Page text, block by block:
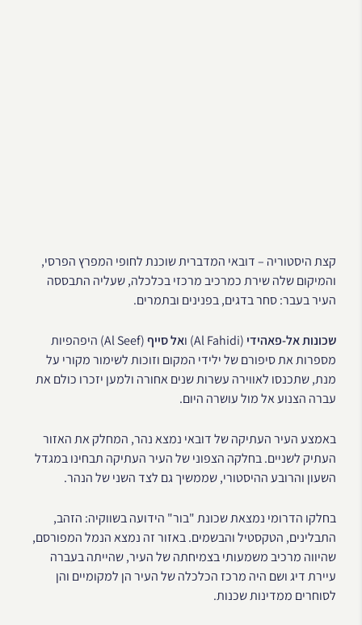
קצת היסטוריה – דובאי המדברית שוכנת לחופי המפרץ הפרסי,
והמיקום שלה שירת כמרכיב מרכזי בכלכלה, שעליה התבססה
העיר בעבר: סחר בדגים, בפנינים ובתמרים.
שכונות אל-פאהידי (Al Fahidi) ו אל סייף
(Al Seef) היפהפיות
מספרות את סיפורם של ילידי המקום וזוכות לשימור מקורי על
מנת, שתכנסו לאווירה עשרות שנים אחורה ולמען יזכרו כולם את
עברה הצנוע אל מול עושרה היום.
באמצע העיר העתיקה של דובאי נמצא נהר, המחלק את האזור
העתיק לשניים. בחלקה הצפוני של העיר העתיקה תבחינו במגדל
השעון והרובע ההיסטורי, שממשיך גם לצד השני של הנהר.
בחלקו הדרומי נמצאת שכונת "בור" הידועה בשווקיה: הזהב,
התבלינים, הטקסטיל והבשמים. באזור זה נמצא הנמל המפורסם,
שהיווה מרכיב משמעותי בצמיחתה של העיר, שהייתה בעברה
עיירת דיג ושם היה מרכז הכלכלה של העיר הן למקומיים והן
לסוחרים ממדינות שכנות.